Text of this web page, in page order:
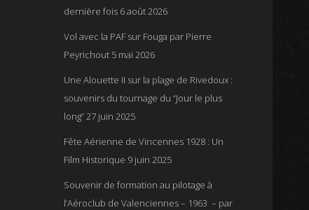
dernière fois 6 août 2026
Vol avec la PAF sur Fouga par Pierre
Peyrichout 5 mai 2026
Une Alouette II sur la plage de Rivedoux :
souvenirs du tournage du “Jour le plus
long”27 juin 2025
Fête Aérienne de Vincennes 1928 : Un
Film Historique 9 juin 2025
Souvenir de formation au pilotage à
l’Aéroclub de Valenciennes – 1963 – par